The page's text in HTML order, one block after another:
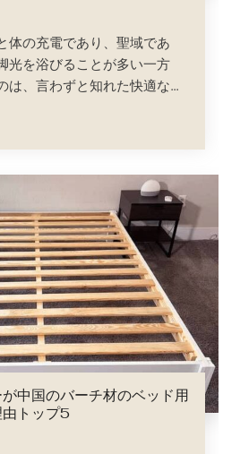
体の充電であり、聖域であ
光を浴びることが多い一方
は、言わずと知れた快適な眠
材のベッドスラットは、強度
然の美しさを併せ持つユニー
から、最高の選択肢として注
中国のバーチ材のベッド用
トップ5